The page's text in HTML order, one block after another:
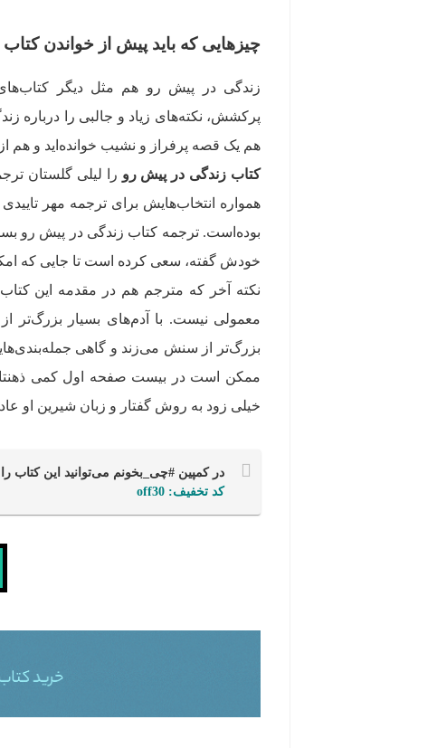
چیزهایی که باید پیش از خواندن
زندگی در پیش رو هم مثل دیگر
پرکشش، نکته‌های زیاد و جالبی را درباره
هم یک قصه پرفراز و نشیب خوانده‌اید و هم از
کتاب زندگی در پیش رو را لیلی گلستان
همواره انتخاب‌هایش برای ترجمه مهر
بوده‌است. ترجمه کتاب زندگی در پیش رو
خودش گفته، سعی کرده است تا جایی که
نکته آخر که مترجم هم در مقدمه این
معمولی نیست. با آدم‌های بسیار
بزرگ‌تر از سنش می‌زند و گاهی
ممکن است در بیست صفحه اول کمی
خیلی زود به روش گفتار و زبان شیرین او
در کمپین #چی_بخونم می‎‌توانید این کتاب را با 30 درصد تخفیف از سایت فیدیبو دانلود کنید.
کد تخفیف: off30